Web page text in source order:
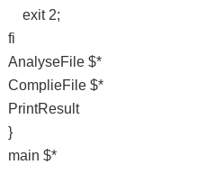
exit 2;
fi
AnalyseFile $*
ComplieFile $*
PrintResult
}
main $*